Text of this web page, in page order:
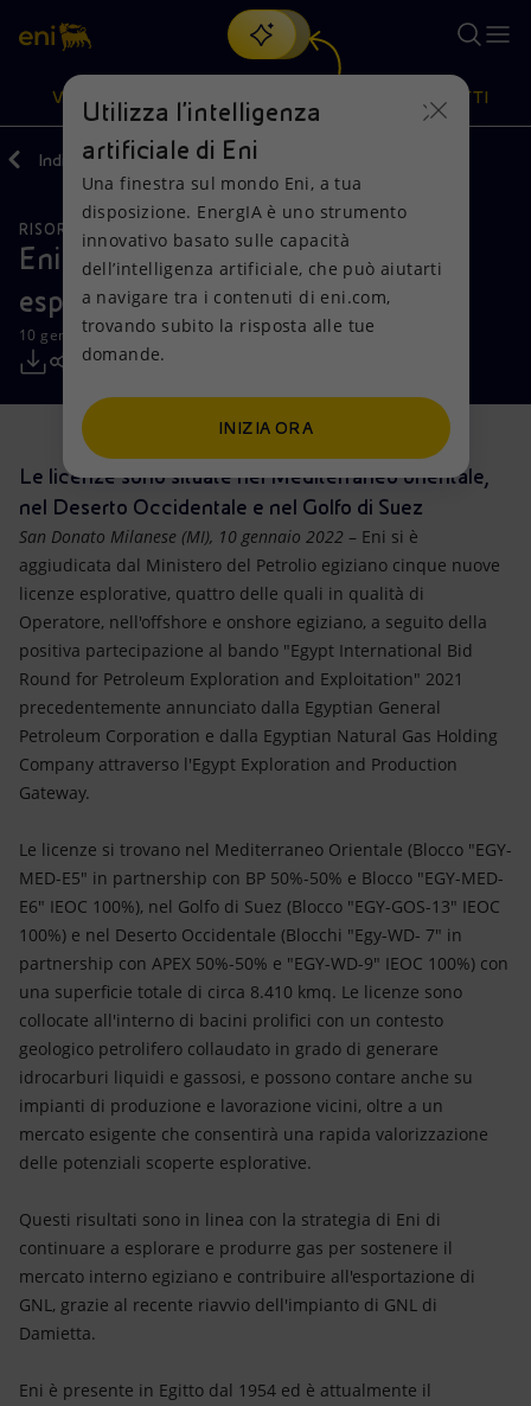
Cerca
scopri EnergIA, la nostra nuova soluzione di intelligenza
artificiale.
VISIONE
Visione
Mission e valori
Persone e Partnership
Net Zero
Modello satellitare
Energia accessibile
Innovazione
Scenari energetici
Azioni
Diversificazione energetica
Tecnologie per la transizione
Collaborazioni per l'innovazione
Attività nel mondo
PRODOTTI
Prodotti
Casa
Imprese
Mobilità
Indietro Media Comunicati Stampa
RISORSE NATURALI
Eni si aggiudica cinque licenze
esplorative in Egitto
10 gennaio 2022 - 12:25 CET
Le licenze sono situate nel Mediterraneo orientale,
nel Deserto Occidentale e nel Golfo di Suez
San Donato Milanese (MI), 10 gennaio 2022 – Eni si è
aggiudicata dal Ministero del Petrolio egiziano cinque nuove
licenze esplorative, quattro delle quali in qualità di
Operatore, nell'offshore e onshore egiziano, a seguito della
positiva partecipazione al bando "Egypt International Bid
Round for Petroleum Exploration and Exploitation" 2021
precedentemente annunciato dalla Egyptian General
Petroleum Corporation e dalla Egyptian Natural Gas Holding
Company attraverso l'Egypt Exploration and Production
Gateway.
Le licenze si trovano nel Mediterraneo Orientale (Blocco "EGY-
MED-E5" in partnership con BP 50%-50% e Blocco "EGY-MED-
E6" IEOC 100%), nel Golfo di Suez (Blocco "EGY-GOS-13" IEOC
100%) e nel Deserto Occidentale (Blocchi "Egy-WD- 7" in
partnership con APEX 50%-50% e "EGY-WD-9" IEOC 100%) con
una superficie totale di circa 8.410 kmq. Le licenze sono
collocate all'interno di bacini prolifici con un contesto
geologico petrolifero collaudato in grado di generare
idrocarburi liquidi e gassosi, e possono contare anche su
impianti di produzione e lavorazione vicini, oltre a un
mercato esigente che consentirà una rapida valorizzazione
delle potenziali scoperte esplorative.
Questi risultati sono in linea con la strategia di Eni di
continuare a esplorare e produrre gas per sostenere il
mercato interno egiziano e contribuire all'esportazione di
GNL, grazie al recente riavvio dell'impianto di GNL di
Damietta.
Eni è presente in Egitto dal 1954 ed è attualmente il
Utilizza l'intelligenza
artificiale di Eni
Una finestra sul mondo Eni, a tua
disposizione. EnergIA è uno strumento
innovativo basato sulle capacità
dell’intelligenza artificiale, che può aiutarti
a navigare tra i contenuti di eni.com,
trovando subito la risposta alle tue
domande.
INIZIA ORA